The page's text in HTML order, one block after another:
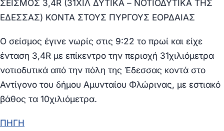
ΣΕΙΣΜΟΣ 3,4R (31ΧΙΛ ΔΥΤΙΚΑ – ΝΟΤΙΟΔΥΤΙΚΑ ΤΗΣ
ΕΔΕΣΣΑΣ) ΚΟΝΤΑ ΣΤΟΥΣ ΠΥΡΓΟΥΣ ΕΟΡΔΑΙΑΣ
O σείσμος έγινε νωρίς στις 9:22 το πρωί και είχε
ένταση 3,4R με επίκεντρο την περιοχή 31χιλιόμετρα
νοτιοδυτικά από την πόλη της Έδεσσας κοντά στο
Αντίγονο του δήμου Αμυνταίου Φλώρινας, με εστιακό
βάθος τα 10χιλιόμετρα.
ΠΗΓΗ